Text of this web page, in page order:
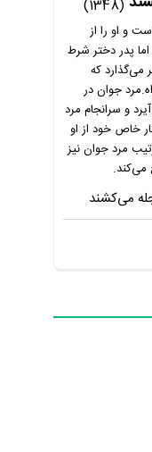
(1348)
و او را از
پدر دختر شرط
می‌گذارد که
جوان در
و سرانجام مرد
خاص خود از او
مرد جوان نیز
می‌کند.
می‌کشند